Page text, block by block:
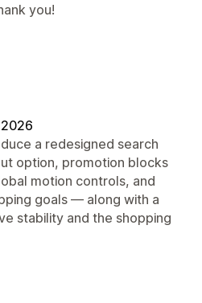
you!
a redesigned search
option, promotion blocks
motion controls, and
goals — along with a
stability and the shopping